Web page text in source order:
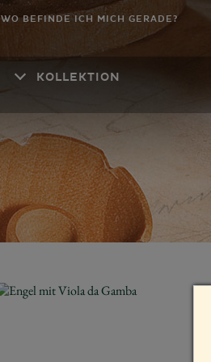
WO BEFINDE ICH MICH GERADE?
KOLLEKTION